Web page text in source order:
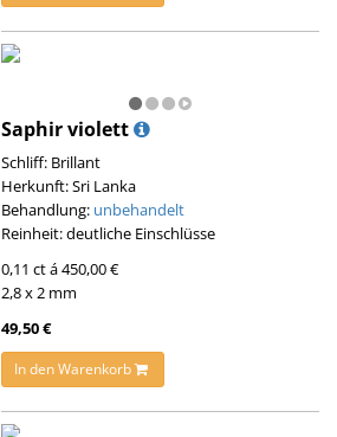
Saphir violett
Schliff: Brillant
Herkunft: Sri Lanka
Behandlung: unbehandelt
Reinheit: deutliche Einschlüsse
0,11 ct á 450,00 €
2,8 x 2 mm
49,50 €
In den Warenkorb